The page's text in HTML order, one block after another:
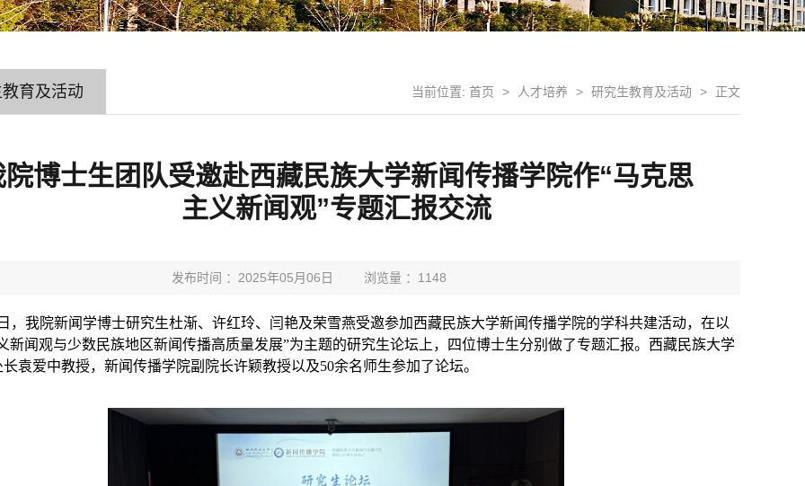
育及活动 当前位置: 首页 > 人才培养 > 研究生教育及活动 > 正文
院博士生团队受邀赴西藏民族大学新闻传播学院作“马克思
主义新闻观”专题汇报交流
发布时间 ：2025年05月06日 浏览量 ： 1148
，我院新闻学博士研究生杜渐、许红玲、闫艳及荣雪燕受邀参加西藏民族大学新闻传播学院的学科共建活动，在以
新闻观与少数民族地区新闻传播高质量发展”为主题的研究生论坛上，四位博士生分别做了专题汇报。西藏民族大学
袁爱中教授，新闻传播学院副院长许颖教授以及50余名师生参加了论坛。